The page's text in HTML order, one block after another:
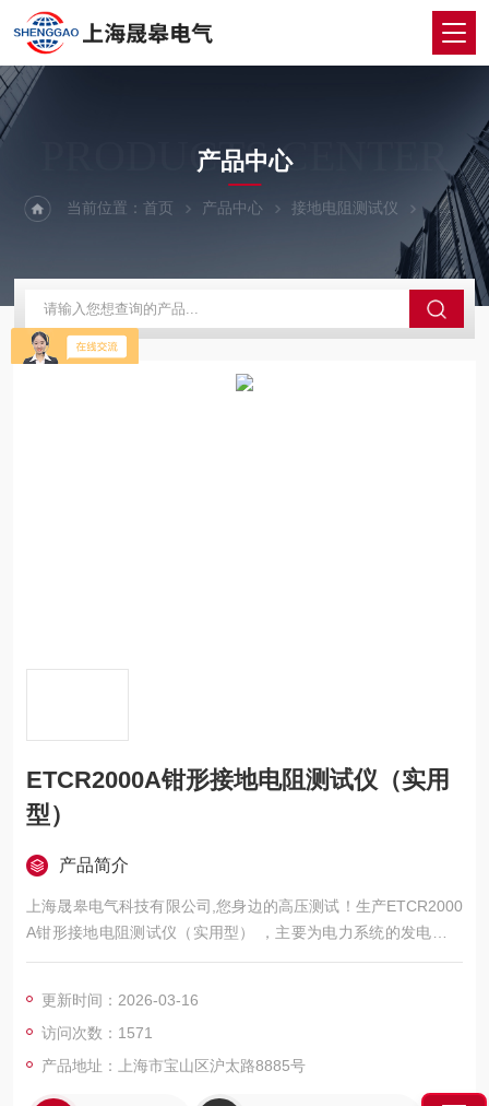
PRODUCTS CENTER
产品中心
当前位置：首页 产品中心 接地电阻测试仪 钳形接
ETCR2000A钳形接地电阻测试仪（实用
型）
产品简介
上海晟皋电气科技有限公司,您身边的高压测试！生产ETCR2000
A钳形接地电阻测试仪（实用型） ，主要为电力系统的发电、供
电、用电部门，科研机构与电力设备相关的生产企业，提供的高
更新时间：2026-03-16
访问次数：1571
产品地址：上海市宝山区沪太路8885号